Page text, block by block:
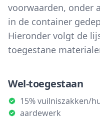
voorwaarden, onder
in de container
Hieronder volgt de
toegestane
Wel-toegestaan
15% vuilniszakken/
aardewerk